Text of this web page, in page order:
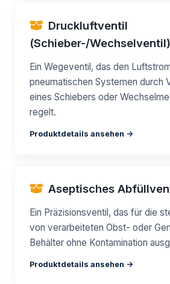
Druckluftventil
(Schieber-/Wechselventil)
Ein Wegeventil, das den
pneumatischen Systemen durch
eines Schiebers oder
regelt.
Produktdetails ansehen ->
Aseptisches
Ein Präzisionsventil, das für die
von verarbeiteten Obst- oder
Behälter ohne Kontamination
Produktdetails ansehen ->